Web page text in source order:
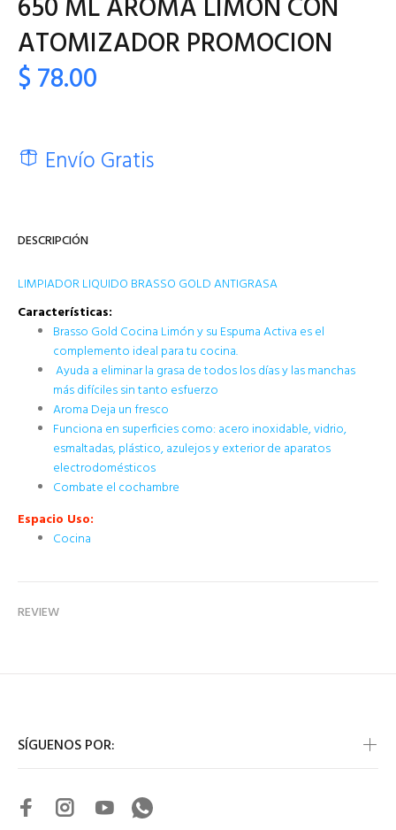
650 ML AROMA LIMON CON
ATOMIZADOR PROMOCION
$ 78.00
Envío Gratis
DESCRIPCIÓN
LIMPIADOR LIQUIDO BRASSO GOLD ANTIGRASA
Características:
Brasso Gold Cocina Limón y su Espuma Activa es el
complemento ideal para tu cocina.
Ayuda a eliminar la grasa de todos los días y las manchas
más difíciles sin tanto esfuerzo
Aroma Deja un fresco
Funciona en superficies como: acero inoxidable, vidrio,
esmaltadas, plástico, azulejos y exterior de aparatos
electrodomésticos
Combate el cochambre
Espacio Uso:
Cocina
REVIEW
SÍGUENOS POR: